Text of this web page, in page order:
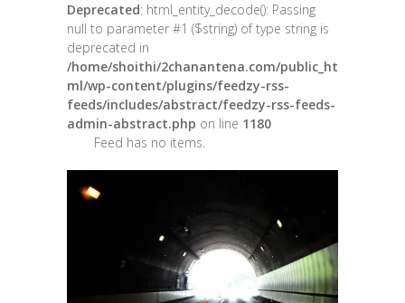
Deprecated: html_entity_decode(): Passing
null to parameter #1 ($string) of type string is
deprecated in
/home/shoithi/2chanantena.com/public_ht
ml/wp-content/plugins/feedzy-rss-
feeds/includes/abstract/feedzy-rss-feeds-
admin-abstract.php on line 1180
Feed has no items.